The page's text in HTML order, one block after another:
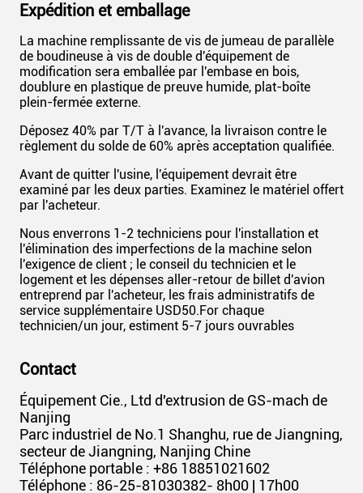
Expédition et emballage
La machine remplissante de vis de jumeau de parallèle
de boudineuse à vis de double d'équipement de
modification sera emballée par l'embase en bois,
doublure en plastique de preuve humide, plat-boîte
plein-fermée externe.
Déposez 40% par T/T à l'avance, la livraison contre le
règlement du solde de 60% après acceptation qualifiée.
Avant de quitter l'usine, l'équipement devrait être
examiné par les deux parties. Examinez le matériel offert
par l'acheteur.
Nous enverrons 1-2 techniciens pour l'installation et
l'élimination des imperfections de la machine selon
l'exigence de client ; le conseil du technicien et le
logement et les dépenses aller-retour de billet d'avion
entreprend par l'acheteur, les frais administratifs de
service supplémentaire USD50.For chaque
technicien/un jour, estiment 5-7 jours ouvrables
Contact
Équipement Cie., Ltd d'extrusion de GS-mach de
Nanjing
Parc industriel de No.1 Shanghu, rue de Jiangning,
secteur de Jiangning, Nanjing Chine
Téléphone portable : +86 18851021602
Téléphone : 86-25-81030382- 8h00 | 17h00